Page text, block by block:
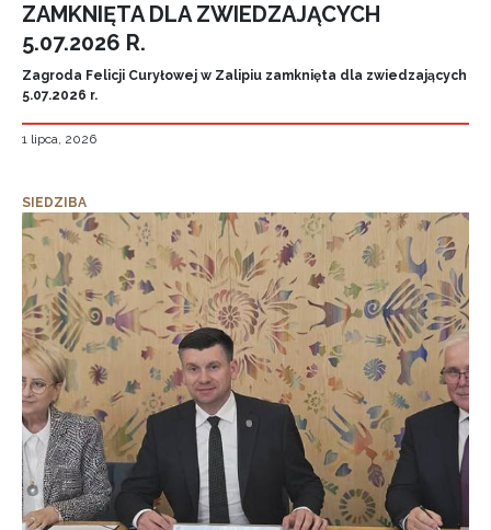
ZAMKNIĘTA DLA ZWIEDZAJĄCYCH
5.07.2026 R.
Zagroda Felicji Curyłowej w Zalipiu zamknięta dla zwiedzających
5.07.2026 r.
1 lipca, 2026
SIEDZIBA